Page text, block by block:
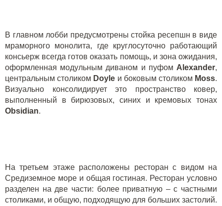
В главном лобби предусмотрены стойка ресепшн в виде
мраморного монолита, где круглосуточно работающий
консьерж всегда готов оказать помощь, и зона ожидания,
оформленная модульным диваном и пуфом Alexander,
центральным столиком Doyle и боковым столиком Moss.
Визуально консолидирует это пространство ковер,
выполненный в бирюзовых, синих и кремовых тонах
Obsidian.
На третьем этаже расположены ресторан с видом на
Средиземное море и общая гостиная. Ресторан условно
разделен на две части: более приватную – с частными
столиками, и общую, подходящую для больших застолий.